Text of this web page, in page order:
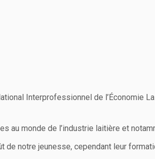
Interprofessionnel de l’Économie
au monde de l’industrie laitière et
de notre jeunesse, cependant leur